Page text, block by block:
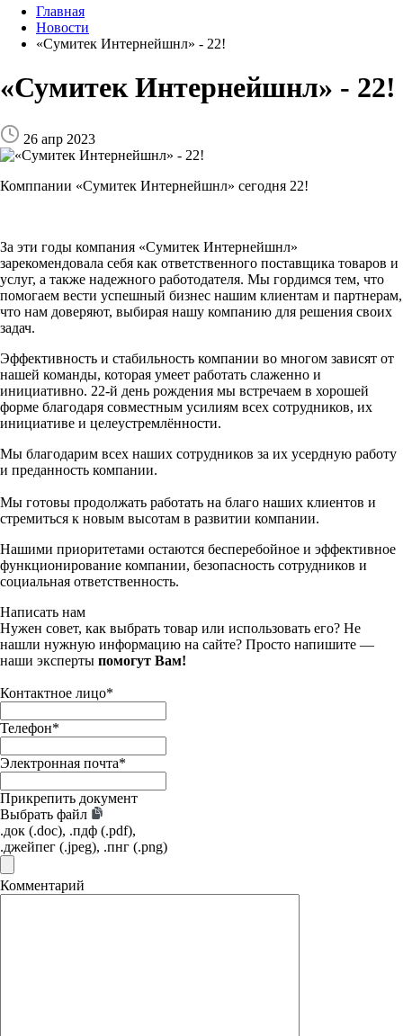
Главная
Новости
«Сумитек Интернейшнл» - 22!
«Сумитек Интернейшнл» - 22!
26 апр 2023
Комппании «Сумитек Интернейшнл» сегодня 22!
За эти годы компания «Сумитек Интернейшнл»
зарекомендовала себя как ответственного поставщика товаров и
услуг, а также надежного работодателя. Мы гордимся тем, что
помогаем вести успешный бизнес нашим клиентам и партнерам,
что нам доверяют, выбирая нашу компанию для решения своих
задач.
Эффективность и стабильность компании во многом зависят от
нашей команды, которая умеет работать слаженно и
инициативно. 22-й день рождения мы встречаем в хорошей
форме благодаря совместным усилиям всех сотрудников, их
инициативе и целеустремлённости.
Мы благодарим всех наших сотрудников за их усердную работу
и преданность компании.
Мы готовы продолжать работать на благо наших клиентов и
стремиться к новым высотам в развитии компании.
Нашими приоритетами остаются бесперебойное и эффективное
функционирование компании, безопасность сотрудников и
социальная ответственность.
Написать нам
Нужен совет, как выбрать товар или использовать его? Не
нашли нужную информацию на сайте? Просто напишите —
наши эксперты помогут Вам!
Контактное лицо*
Телефон*
Электронная почта*
Прикрепить документ
Выбрать файл
.док (.doc), .пдф (.pdf),
.джейпег (.jpeg), .пнг (.png)
Комментарий